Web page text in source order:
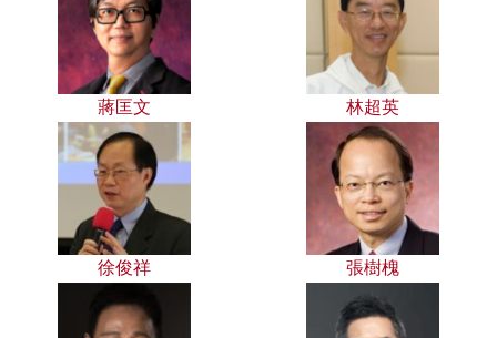
蔣匡文 林超英
徐俊祥 張樹槐